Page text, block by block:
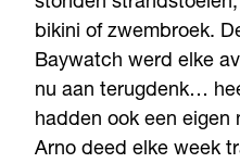
bikini of zwembroek.
Baywatch werd elke
nu aan terugdenk…
hadden ook een eigen
Arno deed elke week